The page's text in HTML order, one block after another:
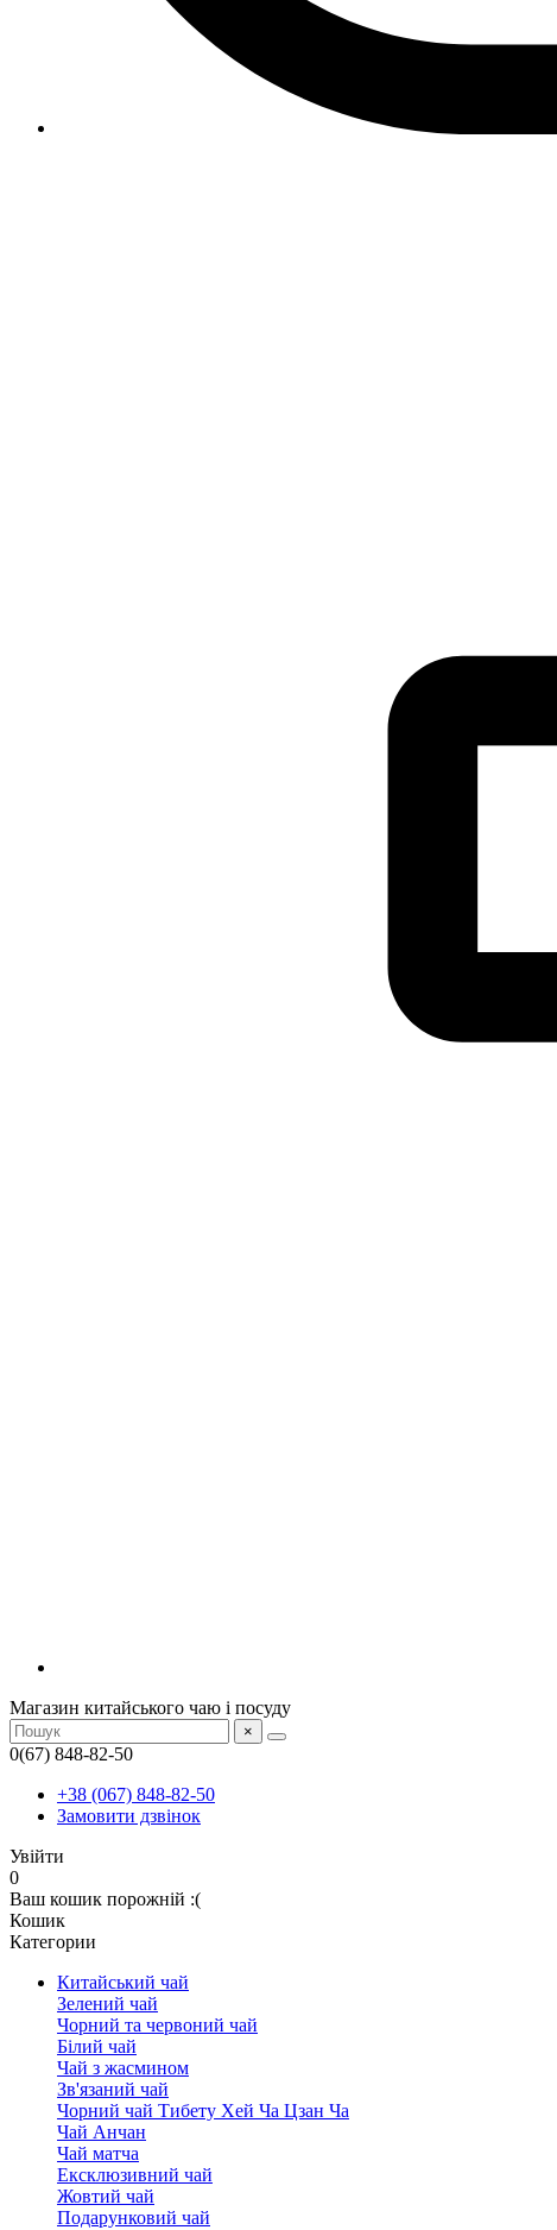
Магазин китайського чаю і посуду
×
0(67) 848-82-50
+38 (067) 848-82-50
Замовити дзвінок
Увійти
0
Ваш кошик порожній :(
Кошик
Категории
Китайський чай
Зелений чай
Чорний та червоний чай
Білий чай
Чай з жасмином
Зв'язаний чай
Чорний чай Тибету Хей Ча Цзан Ча
Чай Анчан
Чай матча
Ексклюзивний чай
Жовтий чай
Подарунковий чай